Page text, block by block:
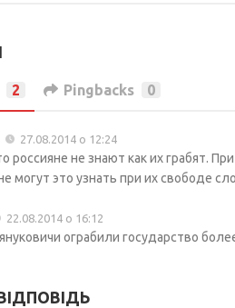
2 Pingbacks 0
27.08.2014 о 12:24
россияне не знают как их грабят.
могут это узнать при их свободе
22.08.2014 о 16:12
ограбили государство